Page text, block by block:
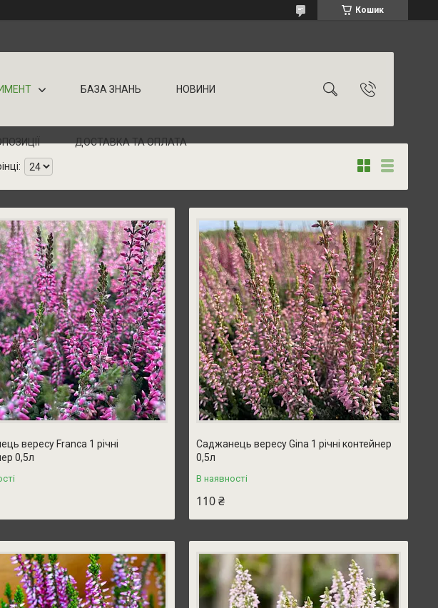
Кошик
БАЗА ЗНАНЬ НОВИНИ
ДОСТАВКА ТА ОПЛАТА
вересу Franca 1 річні
0,5л
Саджанець вересу Gina 1 річні контейнер
0,5л
В наявності
110 ₴